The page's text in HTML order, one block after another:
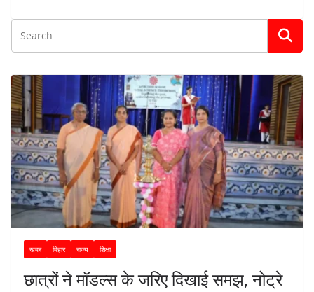
ख़बर बिहार राज्य शिक्षा
छात्रों ने मॉडल्स के जरिए दिखाई समझ, नोट्रे